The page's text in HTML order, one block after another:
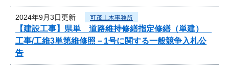
2024年9月3日更新 可茂土木事務所
【建設工事】県単 道路維持修繕指定修繕（単建）
工事/工維3単第維修照－1号に関する一般競争入札公
告